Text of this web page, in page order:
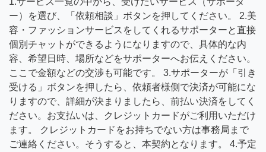
ー）を選び、「依頼相談」ボタンを押してください。 2.美
容・ファッションサービスをしてくれるサポーターと直接
個別チャットができるようになりますので、具体的な内
容、希望日時、場所などをサポーターへお伝えください。
ここで金額などの交渉も可能です。 3.サポーターが「引き
受ける」ボタンを押したら、依頼者様側で決済が可能にな
りますので、詳細が決まりましたら、前払い決済をしてく
ださい。お支払いは、クレジットカードがご利用いただけ
ます。 クレジットカードをお持ちでない方は事務局まで
ご連絡ください。そうすると、本契約となります。 4.予定